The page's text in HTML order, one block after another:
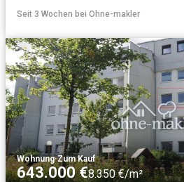
Seit 3 Wochen bei Ohne-makler
Wohnung·Zum Kauf
643.000 €8.350 €/m²